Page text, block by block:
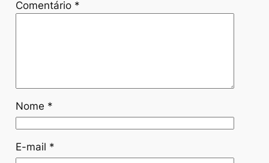
Comentário *
Nome *
E-mail *